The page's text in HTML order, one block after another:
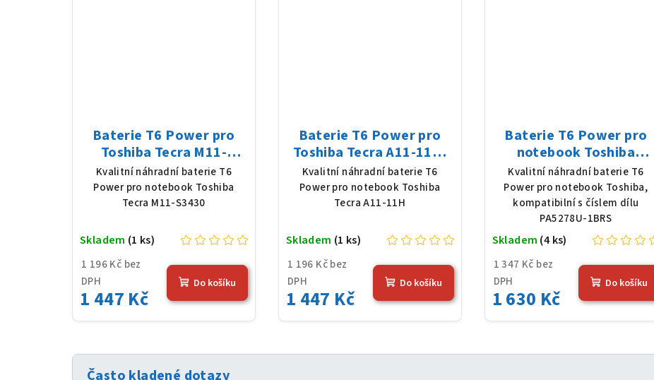
Baterie T6 Power pro
Toshiba Tecra M11-
S3430, Li-Ion, 10,8 V,
5200 mAh (56 Wh), černá
Kvalitní náhradní baterie T6
Power pro notebook Toshiba
Tecra M11-S3430
1 196 Kč bez
DPH
1 447 Kč
Skladem (1 ks)
Do košíku
Baterie T6 Power pro
Toshiba Tecra A11-11H,
Li-Ion, 10,8 V, 5200 mAh
(56 Wh), černá
Kvalitní náhradní baterie T6
Power pro notebook Toshiba
Tecra A11-11H
1 196 Kč bez
DPH
1 447 Kč
Skladem (1 ks)
Do košíku
Baterie T6 Power pro
notebook Toshiba
PA5278U-1BRS, Li-Poly,
11,4 V, 4080 mAh (48 Wh),
černá
Kvalitní náhradní baterie T6
Power pro notebook Toshiba,
kompatibilní s číslem dílu
PA5278U-1BRS
1 347 Kč bez
DPH
1 630 Kč
Skladem (4 ks)
Do košíku
Často kladené dotazy